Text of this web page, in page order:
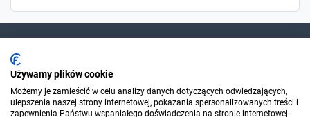
Dla szukających
Dla organizatorów
Używamy plików cookie
Możemy je zamieścić w celu analizy danych dotyczących odwiedzających,
ulepszenia naszej strony internetowej, pokazania spersonalizowanych treści i
zapewnienia Państwu wspaniałego doświadczenia na stronie internetowej.